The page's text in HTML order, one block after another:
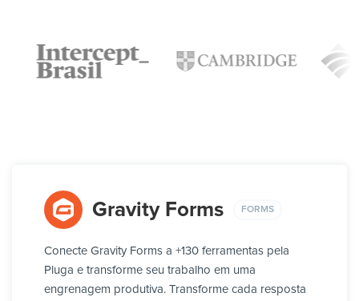
Gravity Forms FORMS
Conecte Gravity Forms a +130 ferramentas pela
Pluga e transforme seu trabalho em uma
engrenagem produtiva. Transforme cada resposta